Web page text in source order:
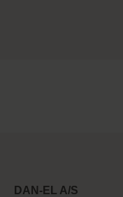
DAN-EL A/S